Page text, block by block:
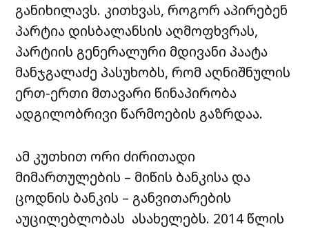
განიხილავს. კითხვას, როგორ აპირებენ
პარტია დისბალანსის აღმოფხვრას,
პარტიის გენერალური მდივანი პაატა
მანჯგალაძე პასუხობს, რომ აღნიშნულის
ერთ-ერთი მთავარი წინაპირობა
ადგილობრივი წარმოების გაზრდაა.
ამ კუთხით ორი ძირითადი
მიმართულების – მიწის ბანკისა და
ცოდნის ბანკის – განვითარების
აუცილებლობას ასახელებს. 2014 წლის